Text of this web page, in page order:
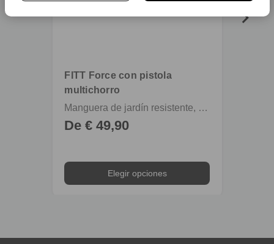
FITT Force con pistola
multichorro
Manguera de jardín resistente, ligera y compacta con racores y pistola multichorro
De € 49,90
Elegir opciones